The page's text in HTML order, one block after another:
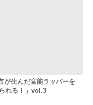
が生んだ官能ラッパーを
れる！」vol.3